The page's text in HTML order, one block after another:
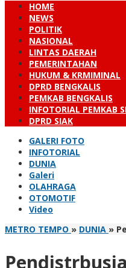
HOME
NEWS
POLITIK
NASIONAL
LINTAS DAERAH
PEMERINTAHAN
HUKUM & KRMIMINAL
DPRD BENGKALIS
PEMKAB BENGKALIS
INFOTORIAL PEMKAB
DPRD SIAK
GALERI FOTO
INFOTORIAL
DUNIA
Galeri
OLAHRAGA
OTOMOTIF
Video
METRO TEMPO » DUNIA »